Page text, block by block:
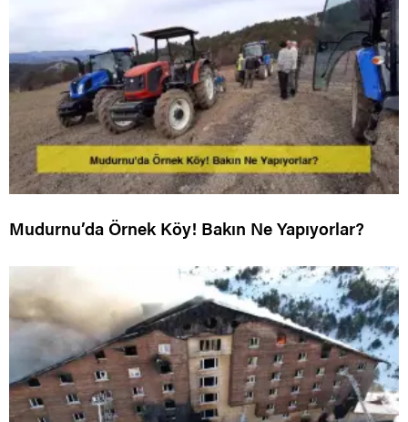
Mudurnu’da Örnek Köy! Bakın Ne Yapıyorlar?